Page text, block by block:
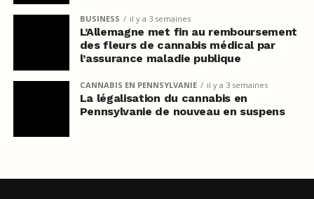
BUSINESS il y a 3 semaines
L’Allemagne met fin au remboursement
des fleurs de cannabis médical par
l’assurance maladie publique
CANNABIS EN PENNSYLVANIE il y a 3 semaines
La légalisation du cannabis en
Pennsylvanie de nouveau en suspens